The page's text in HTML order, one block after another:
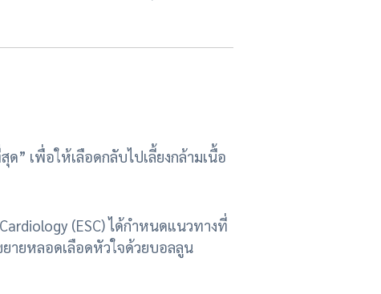
” เพื่อให้เลือดกลับไปเลี้ยงกล้ามเนื้อ
(ESC) ได้กำหนดแนวทางที่
ยายหลอดเลือดหัวใจด้วยบอลลูน